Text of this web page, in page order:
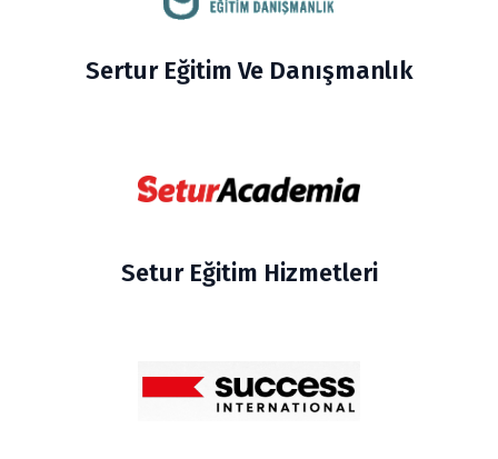
Sertur Eğitim Ve Danışmanlık
Setur Eğitim Hizmetleri